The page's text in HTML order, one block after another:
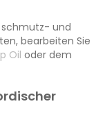
schmutz- und
bearbeiten Sie
Oil oder dem